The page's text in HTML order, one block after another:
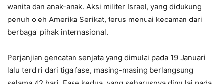
wanita dan anak-anak. Aksi militer Israel, yang didukung
penuh oleh Amerika Serikat, terus menuai kecaman dari
berbagai pihak internasional.
Perjanjian gencatan senjata yang dimulai pada 19 Januari
lalu terdiri dari tiga fase, masing-masing berlangsung